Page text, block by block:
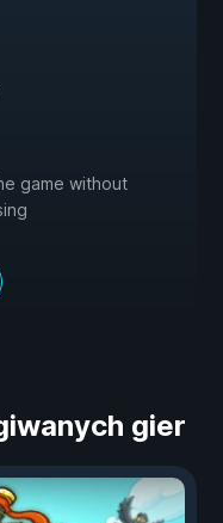
game without
gier